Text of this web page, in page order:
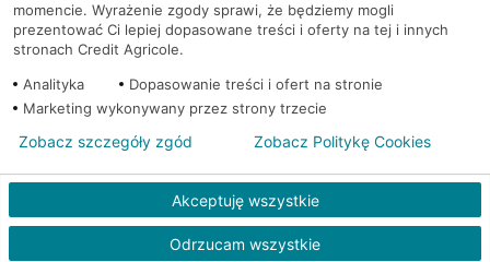
PolitykaCookies
© 2026 Credit Agricole Bank Polska S.A. Wszelkie prawa zastrzeżone
momencie. Wyrażenie zgody sprawi, że będziemy mogli
prezentować Ci lepiej dopasowane treści i oferty na tej i innych
stronach Credit Agricole.
Analityka
Dopasowanie treści i ofert na stronie
Marketing wykonywany przez strony trzecie
Akceptuję wszystkie
Odrzucam wszystkie
Zobacz szczegóły zgód Zobacz Politykę Cookies